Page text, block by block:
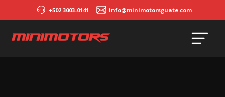
+502 3003-0141 info@minimotorsguate.com